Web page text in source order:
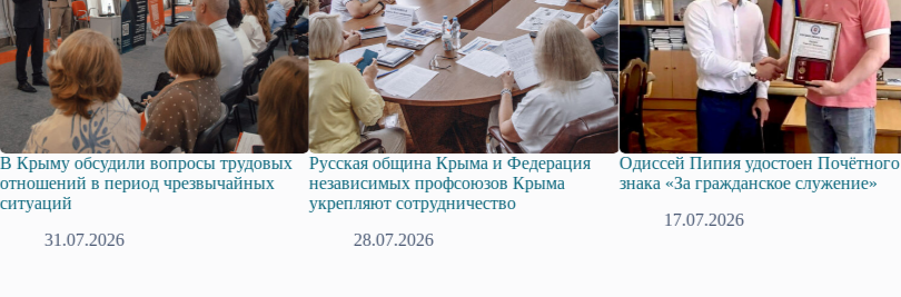
В Крыму обсудили вопросы трудовых
отношений в период чрезвычайных
ситуаций
31.07.2026
Русская община Крыма и Федерация
независимых профсоюзов Крыма
укрепляют сотрудничество
28.07.2026
Одиссей Пипия удостоен Почётного
знака «За гражданское служение»
17.07.2026